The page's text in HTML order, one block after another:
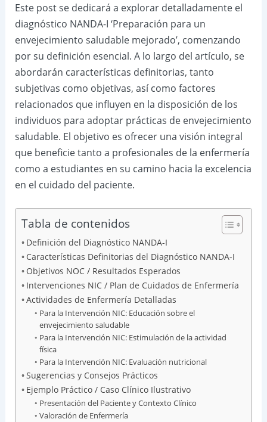
Este post se dedicará a explorar detalladamente el
diagnóstico NANDA-I ‘Preparación para un
envejecimiento saludable mejorado’, comenzando
por su definición esencial. A lo largo del artículo, se
abordarán características definitorias, tanto
subjetivas como objetivas, así como factores
relacionados que influyen en la disposición de los
individuos para adoptar prácticas de envejecimiento
saludable. El objetivo es ofrecer una visión integral
que beneficie tanto a profesionales de la enfermería
como a estudiantes en su camino hacia la excelencia
en el cuidado del paciente.
Tabla de contenidos
Definición del Diagnóstico NANDA-I
Características Definitorias del Diagnóstico NANDA-I
Objetivos NOC / Resultados Esperados
Intervenciones NIC / Plan de Cuidados de Enfermería
Actividades de Enfermería Detalladas
Para la Intervención NIC: Educación sobre el
envejecimiento saludable
Para la Intervención NIC: Estimulación de la actividad
física
Para la Intervención NIC: Evaluación nutricional
Sugerencias y Consejos Prácticos
Ejemplo Práctico / Caso Clínico Ilustrativo
Presentación del Paciente y Contexto Clínico
Valoración de Enfermería